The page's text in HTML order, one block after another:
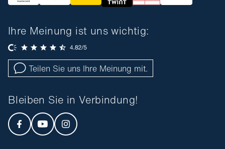
Ihre Meinung ist uns wichtig:
Teilen Sie uns Ihre Meinung mit.
Bleiben Sie in Verbindung!